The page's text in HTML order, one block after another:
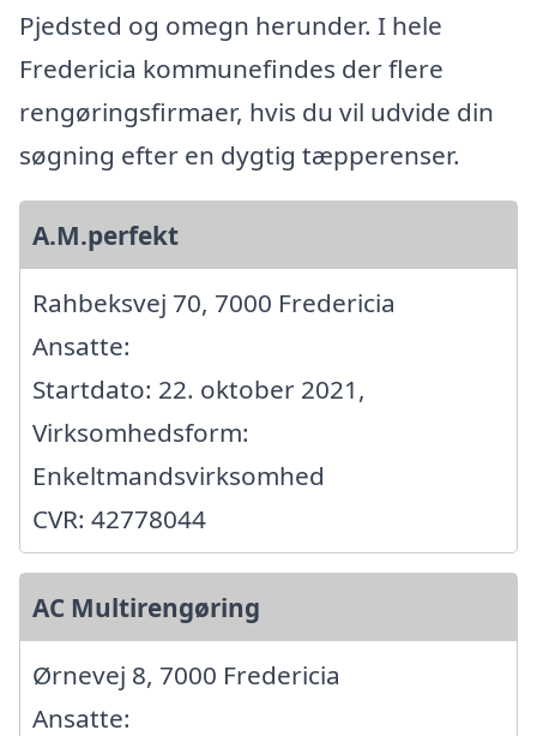
Pjedsted og omegn herunder. I hele
Fredericia kommunefindes der flere
rengøringsfirmaer, hvis du vil udvide din
søgning efter en dygtig tæpperenser.
A.M.perfekt
Rahbeksvej 70, 7000 Fredericia
Ansatte:
Startdato: 22. oktober 2021,
Virksomhedsform:
Enkeltmandsvirksomhed
CVR: 42778044
AC Multirengøring
Ørnevej 8, 7000 Fredericia
Ansatte: